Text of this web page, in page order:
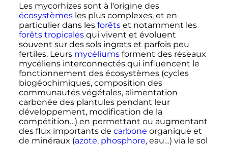
Les mycorhizes sont à l'origine des
écosystèmesles plus complexes, et en
particulier dans les forêtset notamment les
forêts tropicalesqui vivent et évoluent
souvent sur des sols ingrats et parfois peu
fertiles. Leurs mycéliumsforment des réseaux
mycéliens interconnectés qui influencent le
fonctionnement des écosystèmes (cycles
biogéochimiques, composition des
communautés végétales, alimentation
carbonée des plantules pendant leur
développement, modification de la
compétition…) en permettant ou augmentant
des flux importants de carbone organique et
de minéraux (azote, phosphore, eau…) via le sol